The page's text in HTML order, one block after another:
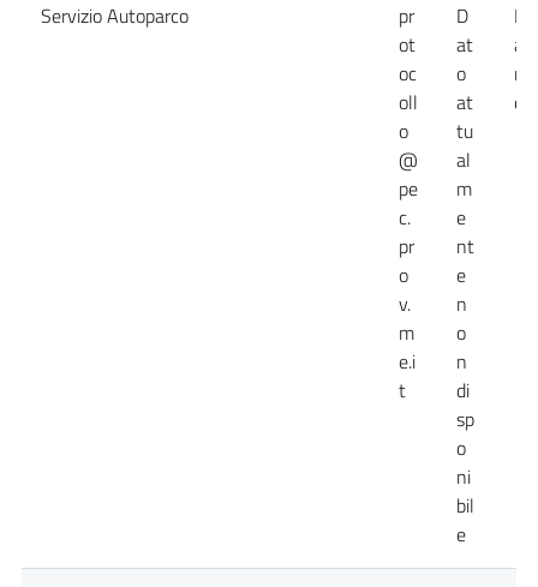
Servizio Autoparco
pr
ot
oc
oll
o
@
pe
c.
pr
o
v.
m
e.i
t
D
at
o
at
tu
al
m
e
nt
e
n
o
n
di
sp
o
ni
bil
e